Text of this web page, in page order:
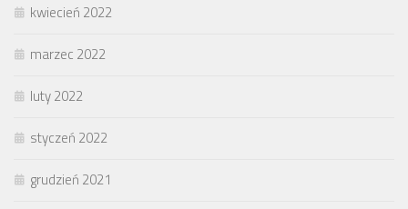
kwiecień 2022
marzec 2022
luty 2022
styczeń 2022
grudzień 2021